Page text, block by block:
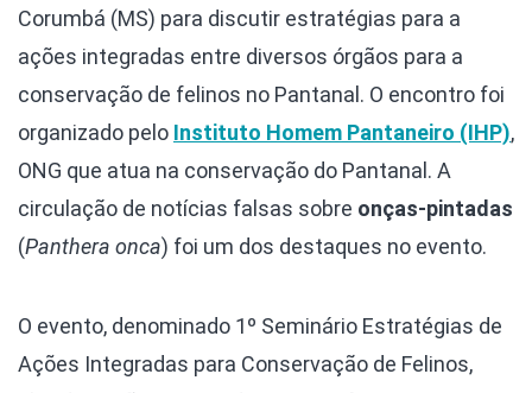
Corumbá (MS) para discutir estratégias para a
ações integradas entre diversos órgãos para a
conservação de felinos no Pantanal. O encontro foi
organizado pelo Instituto Homem Pantaneiro (IHP),
ONG que atua na conservação do Pantanal. A
circulação de notícias falsas sobre onças-pintadas
(Panthera onca) foi um dos destaques no evento.
O evento, denominado 1º Seminário Estratégias de
Ações Integradas para Conservação de Felinos,